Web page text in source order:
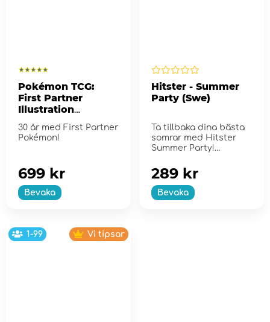
Pokémon TCG:
First Partner
Illustration
Collection - Series
2
30 år med First Partner
Pokémon!
Bevaka
699 kr
Hitster - Summer
Party (Swe)
Ta tillbaka dina bästa
somrar med Hitster
Summer Party!
Bevaka
289 kr
1-99 Vi tipsar